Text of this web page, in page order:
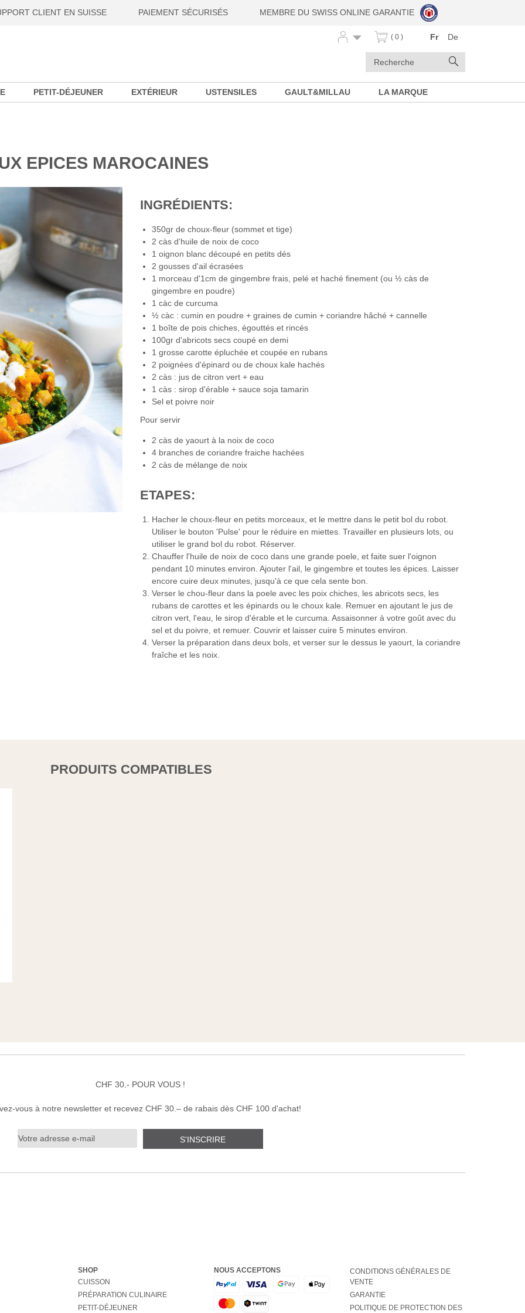
CLIENT EN SUISSE PAIEMENT SÉCURISÉS MEMBRE DU SWISS ONLINE GARANTIE
Mots
( 0 ) Fr De
PETIT-DÉJEUNER EXTÉRIEUR USTENSILES GAULT&MILLAU LA MARQUE
EPICES MAROCAINES
INGRÉDIENTS:
350gr de choux-fleur (sommet et tige)
2 càs d'huile de noix de coco
1 oignon blanc découpé en petits dés
2 gousses d'ail écrasées
1 morceau d'1cm de gingembre frais, pelé et haché finement (ou ½ càs de
gingembre en poudre)
1 càc de curcuma
½ càc : cumin en poudre + graines de cumin + coriandre hâché + cannelle
1 boîte de pois chiches, égouttés et rincés
100gr d'abricots secs coupé en demi
1 grosse carotte épluchée et coupée en rubans
2 poignées d'épinard ou de choux kale hachés
2 càs : jus de citron vert + eau
1 càs : sirop d'érable + sauce soja tamarin
Sel et poivre noir
Pour servir
2 càs de yaourt à la noix de coco
4 branches de coriandre fraiche hachées
2 càs de mélange de noix
ETAPES:
Hacher le choux-fleur en petits morceaux, et le mettre dans le petit bol du robot.
Utiliser le bouton 'Pulse' pour le réduire en miettes. Travailler en plusieurs lots, ou
utiliser le grand bol du robot. Réserver.
Chauffer l'huile de noix de coco dans une grande poele, et faite suer l'oignon
pendant 10 minutes environ. Ajouter l'ail, le gingembre et toutes les épices. Laisser
encore cuire deux minutes, jusqu'à ce que cela sente bon.
Verser le chou-fleur dans la poele avec les poix chiches, les abricots secs, les
rubans de carottes et les épinards ou le choux kale. Remuer en ajoutant le jus de
citron vert, l'eau, le sirop d'érable et le curcuma. Assaisonner à votre goût avec du
sel et du poivre, et remuer. Couvrir et laisser cuire 5 minutes environ.
Verser la préparation dans deux bols, et verser sur le dessus le yaourt, la coriandre
fraîche et les noix.
PRODUITS COMPATIBLES
CHF 30.- POUR VOUS !
vous à notre newsletter et recevez CHF 30.– de rabais dès CHF 100 d'achat!
S'INSCRIRE
SHOP
CUISSON
PRÉPARATION CULINAIRE
PETIT-DÉJEUNER
NOUS ACCEPTONS
CONDITIONS GÉNÉRALES DE
VENTE
GARANTIE
POLITIQUE DE PROTECTION DES